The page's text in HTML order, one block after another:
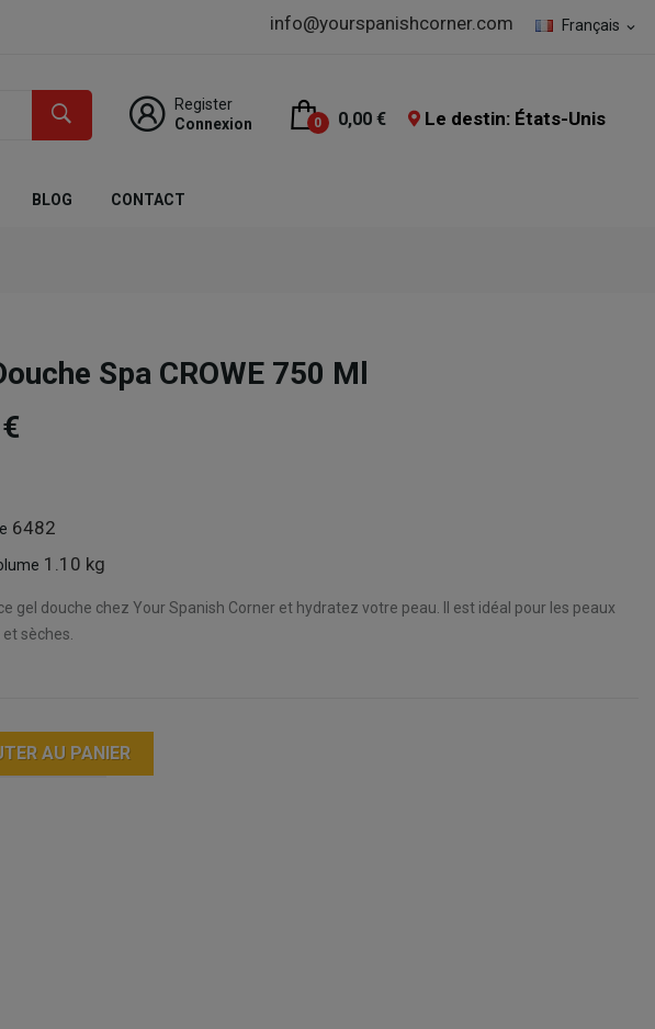
Français expand_more
info@yourspanishcorner.com
Register
Connexion
0 0,00 € Le destin: États-Unis
BLOG CONTACT
Spa CROWE 750 Ml
6482
1.10 kg
gel douche chez Your Spanish Corner et hydratez votre peau. Il est idéal pour les peaux
sèches.
AU PANIER